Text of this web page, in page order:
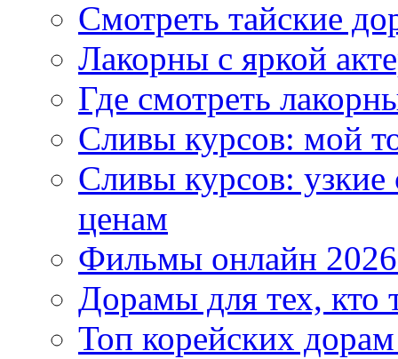
Смотреть тайские
Лакорны с яркой
Где смотреть
Сливы курсов: мой
Сливы курсов:
ценам
Фильмы онлайн
Дорамы для тех, кто
Топ корейских